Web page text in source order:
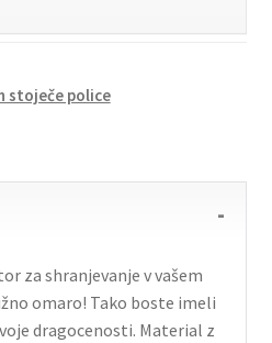
stoječe police
za shranjevanje v vašem
omaro! Tako boste imeli
dragocenosti. Material z